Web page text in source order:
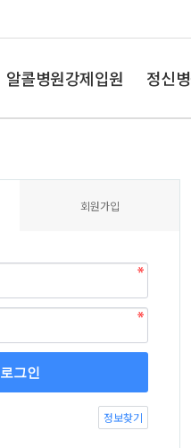
알콜병원강제입원 정신
회원가입
로그인
정보찾기